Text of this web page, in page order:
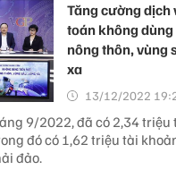
Tăng cường dịch
toán không
nông thôn, vùng
xa
13/12/2022
9/2022, đã có 2,34 triệu
đó có 1,62 triệu tài
đảo.